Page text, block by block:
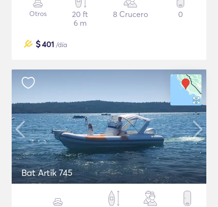
Otros
20 ft
6 m
8 Crucero 0
$401 /día
Bat Artik 745